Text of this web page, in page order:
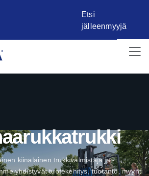
Etsi
jälleenmyyjä
kiinalainen trukkivalmistaja ja -
yhdistyvät tuotekehitys, tuotanto, myynti